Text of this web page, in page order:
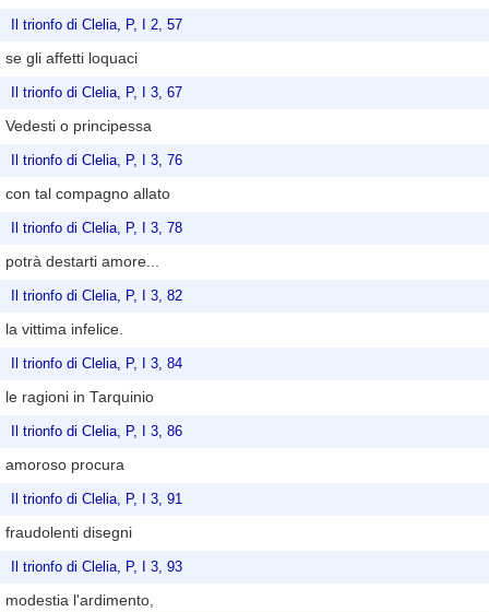
Il trionfo di Clelia, P, I 2, 57
se gli affetti loquaci
Il trionfo di Clelia, P, I 3, 67
Vedesti o principessa
Il trionfo di Clelia, P, I 3, 76
con tal compagno allato
Il trionfo di Clelia, P, I 3, 78
potrà destarti amore...
Il trionfo di Clelia, P, I 3, 82
la vittima infelice.
Il trionfo di Clelia, P, I 3, 84
le ragioni in Tarquinio
Il trionfo di Clelia, P, I 3, 86
amoroso procura
Il trionfo di Clelia, P, I 3, 91
fraudolenti disegni
Il trionfo di Clelia, P, I 3, 93
modestia l'ardimento,